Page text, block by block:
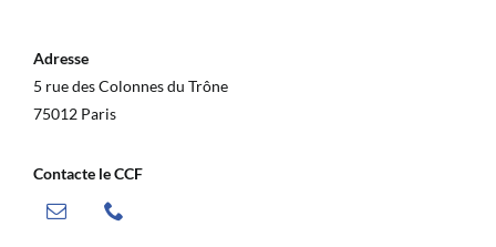
Adresse
5 rue des Colonnes du Trône
75012 Paris
Contacte le CCF